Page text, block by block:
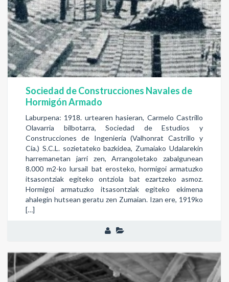
Sociedad de Construcciones Navales de
Hormigón Armado
Laburpena: 1918. urtearen hasieran, Carmelo Castrillo
Olavarria bilbotarra, Sociedad de Estudios y
Construcciones de Ingeniería (Valhonrat Castrillo y
Cía.) S.C.L. sozietateko bazkidea, Zumaiako Udalarekin
harremanetan jarri zen, Arrangoletako zabalgunean
8.000 m2-ko lursail bat erosteko, hormigoi armatuzko
itsasontziak egiteko ontziola bat ezartzeko asmoz.
Hormigoi armatuzko itsasontziak egiteko ekimena
ahalegin hutsean geratu zen Zumaian. Izan ere, 1919ko
[…]